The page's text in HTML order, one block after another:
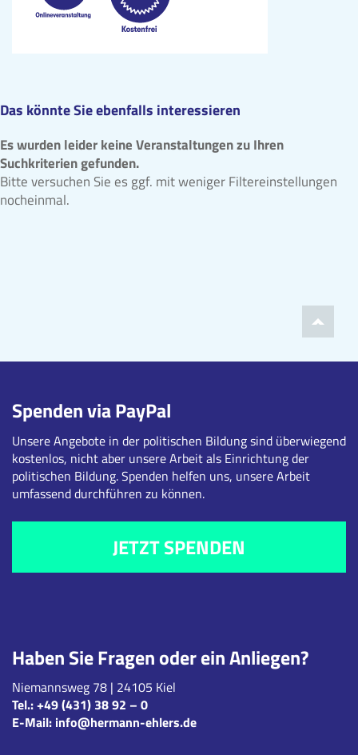
Das könnte Sie ebenfalls interessieren
Es wurden leider keine Veranstaltungen zu Ihren
Suchkriterien gefunden.
Bitte versuchen Sie es ggf. mit weniger Filtereinstellungen
nocheinmal.
Haben Sie Fragen oder ein Anliegen?
Niemannsweg 78 | 24105 Kiel
Tel.:+49 (431) 38 92 – 0
E-Mail: info@hermann-ehlers.de
Spenden via PayPal
Unsere Angebote in der politischen Bildung sind überwiegend
kostenlos, nicht aber unsere Arbeit als Einrichtung der
politischen Bildung. Spenden helfen uns, unsere Arbeit
umfassend durchführen zu können.
JETZT SPENDEN